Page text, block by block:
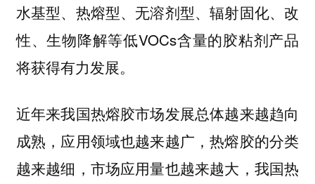
水基型、热熔型、无溶剂型、辐射固化、改
性、生物降解等低VOCs含量的胶粘剂产品
将获得有力发展。
近年来我国热熔胶市场发展总体越来越趋向
成熟，应用领域也越来越广，热熔胶的分类
越来越细，市场应用量也越来越大，我国热